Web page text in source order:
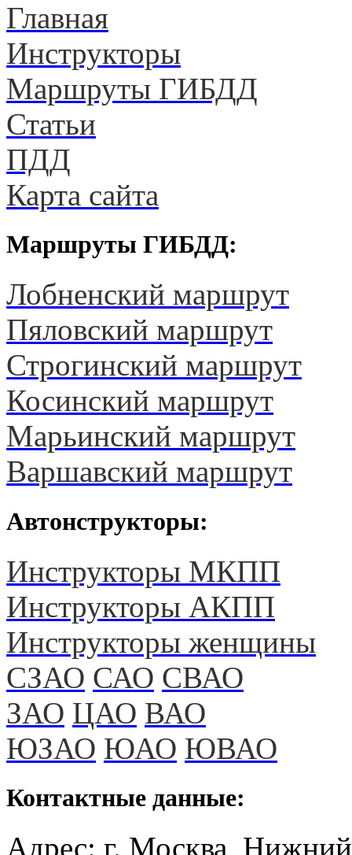
Главная
Инструкторы
Маршруты ГИБДД
Статьи
ПДД
Карта сайта
Маршруты ГИБДД:
Лобненский маршрут
Пяловский маршрут
Строгинский маршрут
Косинский маршрут
Марьинский маршрут
Варшавский маршрут
Автонструкторы:
Инструкторы МКПП
Инструкторы АКПП
Инструкторы женщины
СЗАО САО СВАО
ЗАО ЦАО ВАО
ЮЗАО ЮАО ЮВАО
Контактные данные:
Адрес: г. Москва,